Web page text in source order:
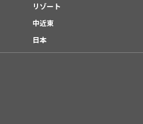
リゾート
中近東
日本